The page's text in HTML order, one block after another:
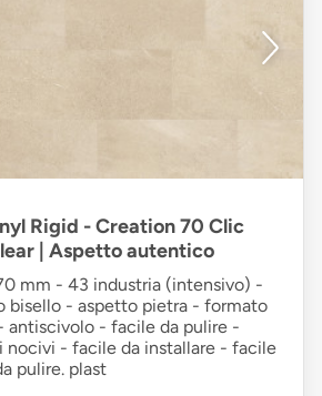
Rigid - Creation 70 Clic
| Aspetto autentico
mm - 43 industria (intensivo) -
bisello - aspetto pietra - formato
antiscivolo - facile da pulire -
nocivi - facile da installare - facile
pulire. plast